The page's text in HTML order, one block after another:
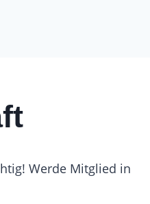
Werde Mitglied in